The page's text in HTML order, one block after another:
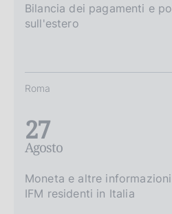
Bilancia dei pagamenti e
sull'estero
Roma
27
Agosto
Moneta e altre
IFM residenti in Italia